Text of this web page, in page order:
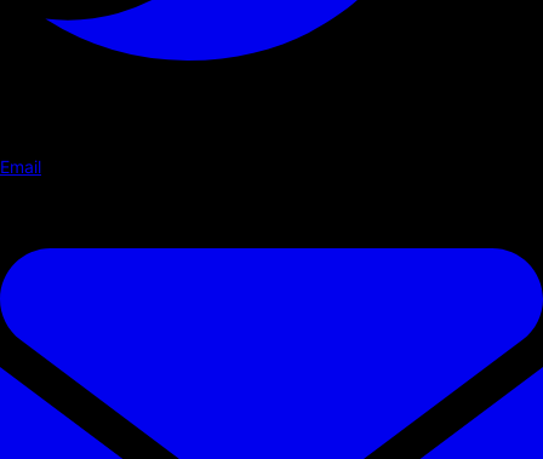
Email